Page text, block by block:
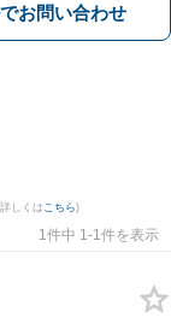
お問い合わせ
しくはこちら)
1件中 1-1件を表示